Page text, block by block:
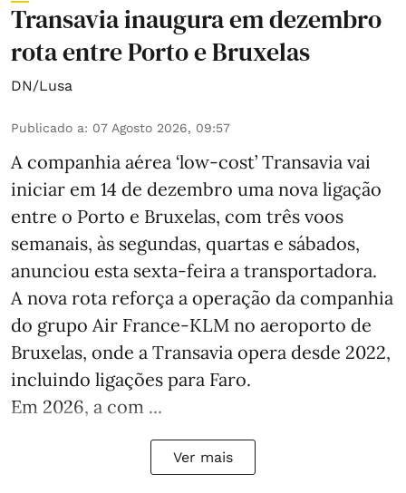
Transavia inaugura em dezembro
rota entre Porto e Bruxelas
DN/Lusa
Publicado a: 07 Agosto 2026, 09:57
A companhia aérea ‘low-cost’ Transavia vai
iniciar em 14 de dezembro uma nova ligação
entre o Porto e Bruxelas, com três voos
semanais, às segundas, quartas e sábados,
anunciou esta sexta-feira a transportadora.
A nova rota reforça a operação da companhia
do grupo Air France-KLM no aeroporto de
Bruxelas, onde a Transavia opera desde 2022,
incluindo ligações para Faro.
Em 2026, a com ...
Ver mais